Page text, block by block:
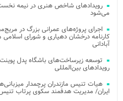
می‌شود
اجرای پروژه‌های عمرانی بزرگ در
کارنامه درخشان دهیاری و شورای
آبادانی
توسعه زیرساخت‌های باشگاه پدل
رویدادهای بین‌المللی
هیات تنیس مازندران پرچمدار
ایران/ مدیریت هدفمند سکوی پرتاب تنیس